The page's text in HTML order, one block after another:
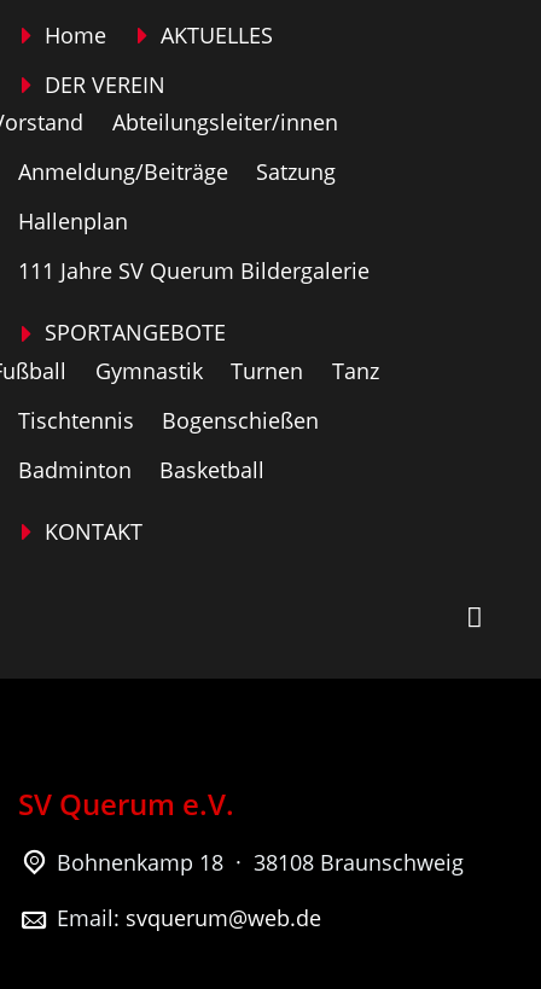
Home
AKTUELLES
DER VEREIN
Abteilungsleiter/innen
Anmeldung/Beiträge
Satzung
Hallenplan
111 Jahre SV Querum Bildergalerie
SPORTANGEBOTE
Gymnastik Turnen
Tanz
Tischtennis
Bogenschießen
Badminton
Basketball
KONTAKT
SV Querum e.V.
Bohnenkamp 18 · 38108 Braunschweig
Email: svquerum@web.de